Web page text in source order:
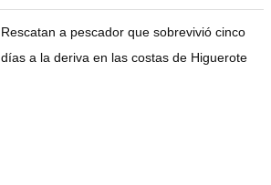
Rescatan a pescador que sobrevivió cinco
días a la deriva en las costas de Higuerote